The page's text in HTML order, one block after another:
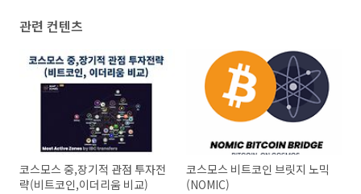
관련 컨텐츠
코스모스 중,장기적 관점 투자전
략(비트코인,이더리움 비교)
코스모스 비트코인 브릿지 노믹
(NOMIC)